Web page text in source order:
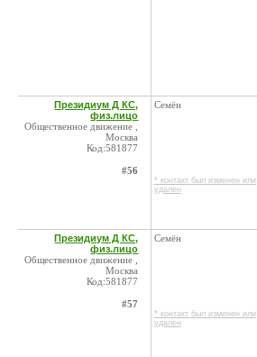
Президиум Д КС,
физ.лицо
Общественное движение ,
Москва
Код:581877
#56
Семён
* контакт был изменен или
удален
Президиум Д КС,
физ.лицо
Общественное движение ,
Москва
Код:581877
#57
Семён
* контакт был изменен или
удален